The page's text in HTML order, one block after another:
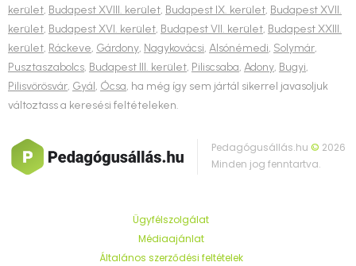
kerület, Budapest XVIII. kerület, Budapest IX. kerület, Budapest XVII.
kerület, Budapest XVI. kerület, Budapest VII. kerület, Budapest XXIII.
kerület, Ráckeve, Gárdony, Nagykovácsi, Alsónémedi, Solymár,
Pusztaszabolcs, Budapest III. kerület, Piliscsaba, Adony, Bugyi,
Pilisvörösvár, Gyál, Ócsa, ha még így sem jártál sikerrel javasoljuk
változtass a keresési feltételeken.
Pedagógusállás.hu© 2026
Minden jog fenntartva.
Ügyfélszolgálat
Médiaajánlat
Általános szerződési feltételek